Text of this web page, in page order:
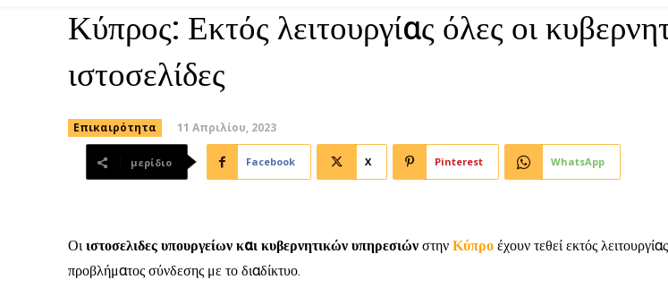
Κύπρος: Εκτός λειτουργίας όλες οι
ιστοσελίδες
Επικαιρότητα 11 Απριλίου, 2023
μερίδιο Facebook X Pinterest WhatsApp
Οιιστοσελιδες υπουργείων και κυβερνητικών υπηρεσιώνστηνΚύπροέχουν τεθεί εκτός
προβλήματος σύνδεσης με το διαδίκτυο.